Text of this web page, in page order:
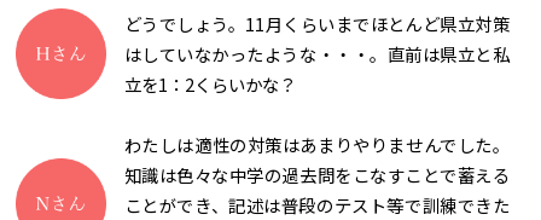
どうでしょう。11月くらいまでほとんど県立対策
はしていなかったような・・・。直前は県立と私
立を1：2くらいかな？
わたしは適性の対策はあまりやりませんでした。
知識は色々な中学の過去問をこなすことで蓄える
ことができ、記述は普段のテスト等で訓練できた